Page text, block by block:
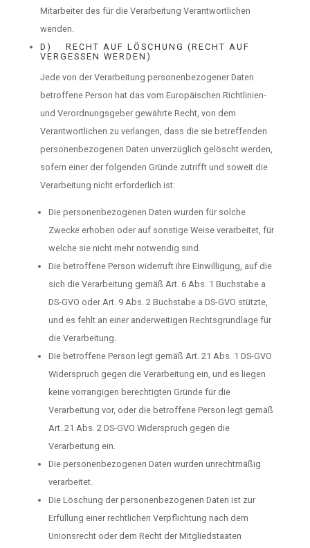
Mitarbeiter des für die Verarbeitung Verantwortlichen
wenden.
D) RECHT AUF LÖSCHUNG (RECHT AUF
VERGESSEN WERDEN)
Jede von der Verarbeitung personenbezogener Daten
betroffene Person hat das vom Europäischen Richtlinien-
und Verordnungsgeber gewährte Recht, von dem
Verantwortlichen zu verlangen, dass die sie betreffenden
personenbezogenen Daten unverzüglich gelöscht werden,
sofern einer der folgenden Gründe zutrifft und soweit die
Verarbeitung nicht erforderlich ist:
Die personenbezogenen Daten wurden für solche
Zwecke erhoben oder auf sonstige Weise verarbeitet, für
welche sie nicht mehr notwendig sind.
Die betroffene Person widerruft ihre Einwilligung, auf die
sich die Verarbeitung gemäß Art. 6 Abs. 1 Buchstabe a
DS-GVO oder Art. 9 Abs. 2 Buchstabe a DS-GVO stützte,
und es fehlt an einer anderweitigen Rechtsgrundlage für
die Verarbeitung.
Die betroffene Person legt gemäß Art. 21 Abs. 1 DS-GVO
Widerspruch gegen die Verarbeitung ein, und es liegen
keine vorrangigen berechtigten Gründe für die
Verarbeitung vor, oder die betroffene Person legt gemäß
Art. 21 Abs. 2 DS-GVO Widerspruch gegen die
Verarbeitung ein.
Die personenbezogenen Daten wurden unrechtmäßig
verarbeitet.
Die Löschung der personenbezogenen Daten ist zur
Erfüllung einer rechtlichen Verpflichtung nach dem
Unionsrecht oder dem Recht der Mitgliedstaaten